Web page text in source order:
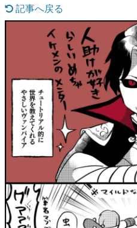
です。
ゲームが変えた
「経験値」「裏技」
の起源や用法の変遷
イニーP氏が徹底調査
カテゴリ
特集記事
マンガ
アプリレビュー
その他
記事へ戻る